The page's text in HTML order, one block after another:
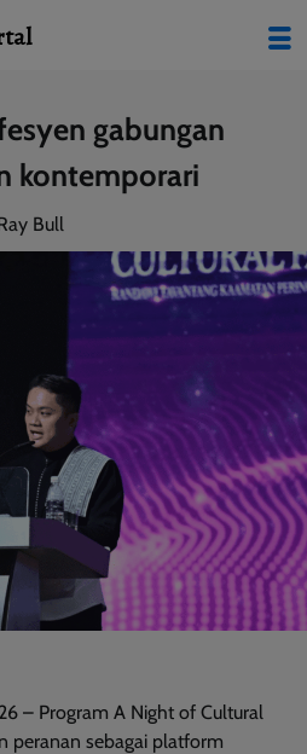
gabungan
kontemporari
Bull
– Program A Night of Cultural
peranan sebagai platform